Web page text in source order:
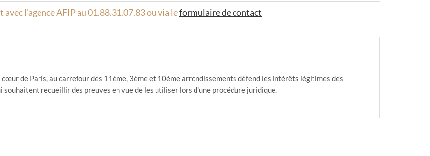
l’agence AFIP au 01.88.31.07.83 ou via leformulaire de contact
de Paris, au carrefour des 11ème, 3ème et 10ème arrondissements défend les intérêts légitimes des
souhaitent recueillir des preuves en vue de les utiliser lors d'une procédure juridique.